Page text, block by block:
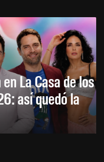
La Casa de los
así quedó la